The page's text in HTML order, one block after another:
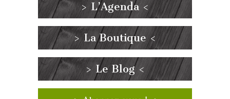
> L’Agenda <
> La Boutique <
> Le Blog <